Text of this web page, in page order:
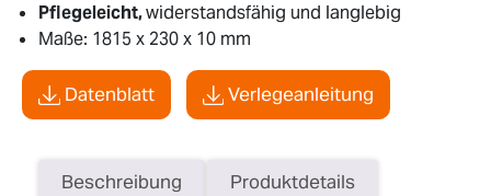
Pflegeleicht,widerstandsfähig und langlebig
Maße: 1815 x 230 x 10 mm
Datenblatt Verlegeanleitung
Beschreibung Produktdetails